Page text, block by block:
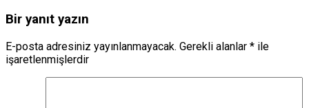
Bir yanıt yazın
E-posta adresiniz yayınlanmayacak. Gerekli alanlar * ile
işaretlenmişlerdir